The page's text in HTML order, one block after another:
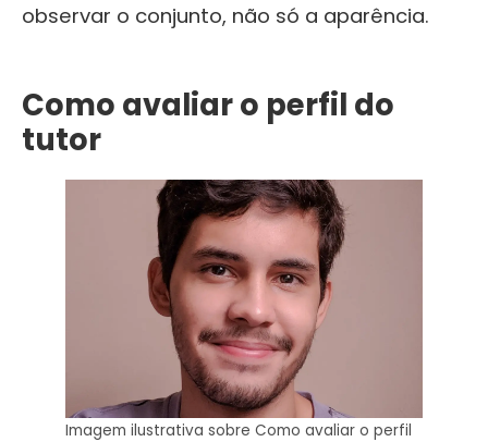
observar o conjunto, não só a aparência.
Como avaliar o perfil do
tutor
Imagem ilustrativa sobre Como avaliar o perfil